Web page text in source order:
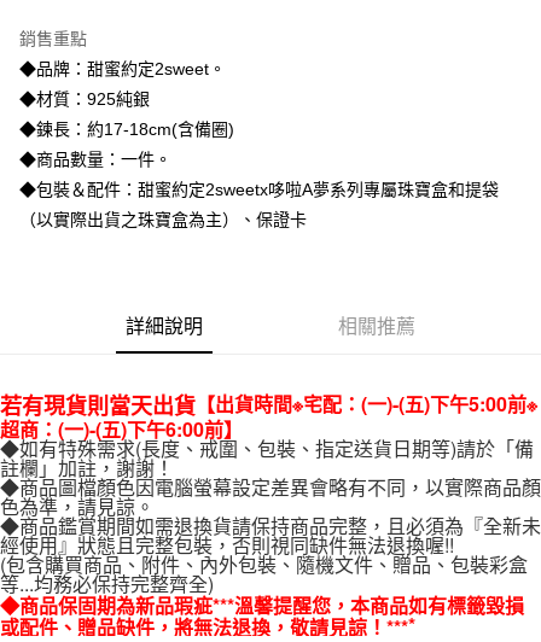
合作金庫商業銀行
華南商業銀行
上海商業儲蓄銀行
國泰世華商業銀行
臺灣中小企業銀行
匯豐（台灣）商業銀行
華泰商業銀行
聯邦商業銀行
遠東國際商業銀行
元大商業銀行
永豐商業銀行
6 期 0 利率 每期
華南商業銀行
上海商業儲蓄銀行
國泰世華商業銀行
臺灣中小企業銀行
台中商業銀行
匯豐（台灣）商業銀行
華泰商業銀行
台新國際商業銀行
中國信託商業銀行
台灣樂天信用卡公司
超商取貨付款
LINE Pay
Apple Pay
街口支付
全家取貨付款
每筆NT$60，滿NT$1,000(含以上)免運費
7-11取貨付款
每筆NT$60，滿NT$1,000(含以上)免運費
宅配
每筆NT$80，滿NT$1,000(含以上)免運費
銷售重點
◆品牌：甜蜜約定2sweet。
◆材質：925純銀
◆鍊長：約17-18cm(含備圈)
◆商品數量：一件。
◆包裝＆配件：甜蜜約定2sweetx哆啦A夢系列專屬珠寶盒和提袋
（以實際出貨之珠寶盒為主）、保證卡
詳細說明 相關推薦
若有現貨則當天出貨 【出貨時間※宅配：(一)-(五)下午5:00前※
超商：(一)-(五)下午6:00前】
◆如有特殊需求(長度、戒圍、包裝、指定送貨日期等)請於「備
註欄」加註，謝謝！
◆商品圖檔顏色因電腦螢幕設定差異會略有不同，以實際商品顏
色為準，請見諒。
◆商品鑑賞期間如需退換貨請保持商品完整，且必須為『全新未
經使用』狀態且完整包裝，否則視同缺件無法退換喔!!
(包含購買商品、附件、內外包裝、隨機文件、贈品、包裝彩盒
等...均務必保持完整齊全)
◆商品保固期為新品瑕疵***溫馨提醒您，本商品如有標籤毀損
或配件、贈品缺件，將無法退換，敬請見諒！****